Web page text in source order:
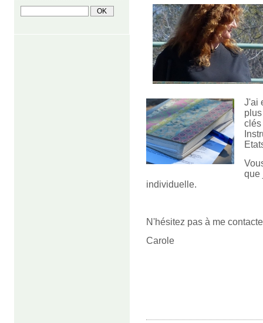
J'ai
clés
que
individuelle.
N'hésitez pas à me
Carole